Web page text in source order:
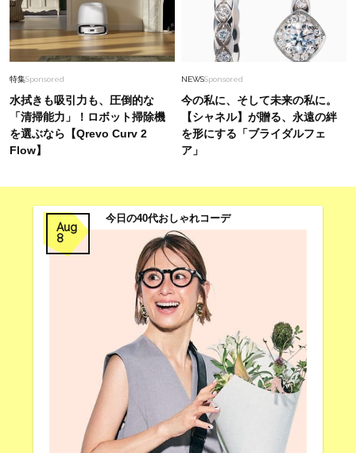
特集Sponsored
水拭きも吸引力も、圧倒的な
「清掃能力」！ロボット掃除機
を選ぶなら【Qrevo Curv 2
Flow】
NEWSSponsored
今の私に、そして未来の私に。
【シャネル】が贈る、永遠の絆
を形にする「ブライダルフェ
ア」
Aug
8
今日の40代おしゃれコーデ